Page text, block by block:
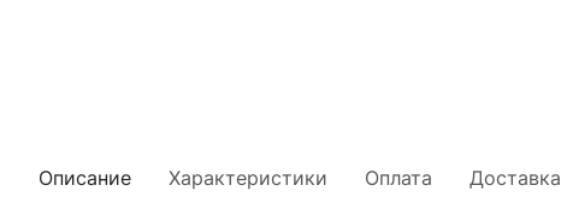
Описание Характеристики Оплата Доставка